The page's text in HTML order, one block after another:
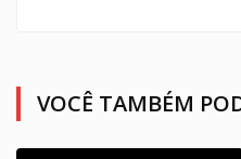
VOCÊ TAMBÉM